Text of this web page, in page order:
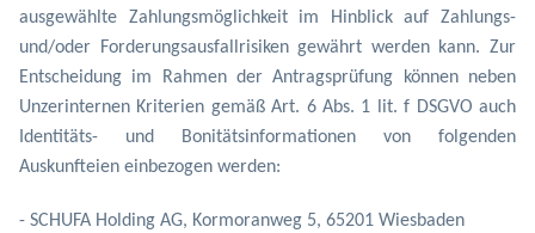
ausgewählte Zahlungsmöglichkeit im Hinblick auf Zahlungs-
und/oder Forderungsausfallrisiken gewährt werden kann. Zur
Entscheidung im Rahmen der Antragsprüfung können neben
Unzerinternen Kriterien gemäß Art. 6 Abs. 1 lit. f DSGVO auch
Identitäts- und Bonitätsinformationen von folgenden
Auskunfteien einbezogen werden:
- SCHUFA Holding AG, Kormoranweg 5, 65201 Wiesbaden